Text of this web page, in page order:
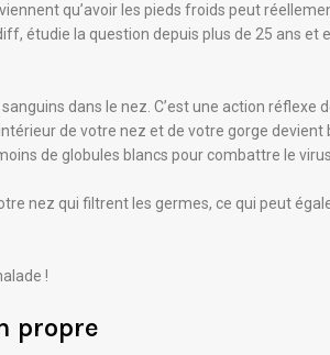
qu’avoir les pieds froids peut
étudie la question depuis plus de 25 ans
dans le nez. C’est une action
de votre nez et de votre gorge
de globules blancs pour combattre le
nez qui filtrent les germes, ce qui peut
!
propre